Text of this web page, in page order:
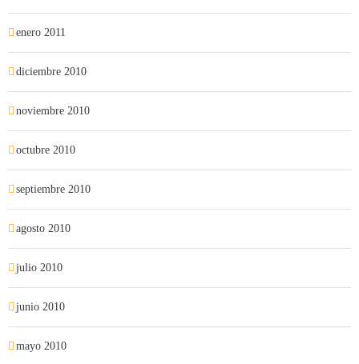
enero 2011
diciembre 2010
noviembre 2010
octubre 2010
septiembre 2010
agosto 2010
julio 2010
junio 2010
mayo 2010